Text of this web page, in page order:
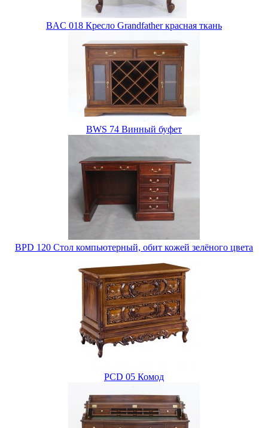
BAC 018 Кресло Grandfather красная ткань
BWS 74 Винный буфет
BPD 120 Стол компьютерный, обит кожей зелёного цвета
PCD 05 Комод